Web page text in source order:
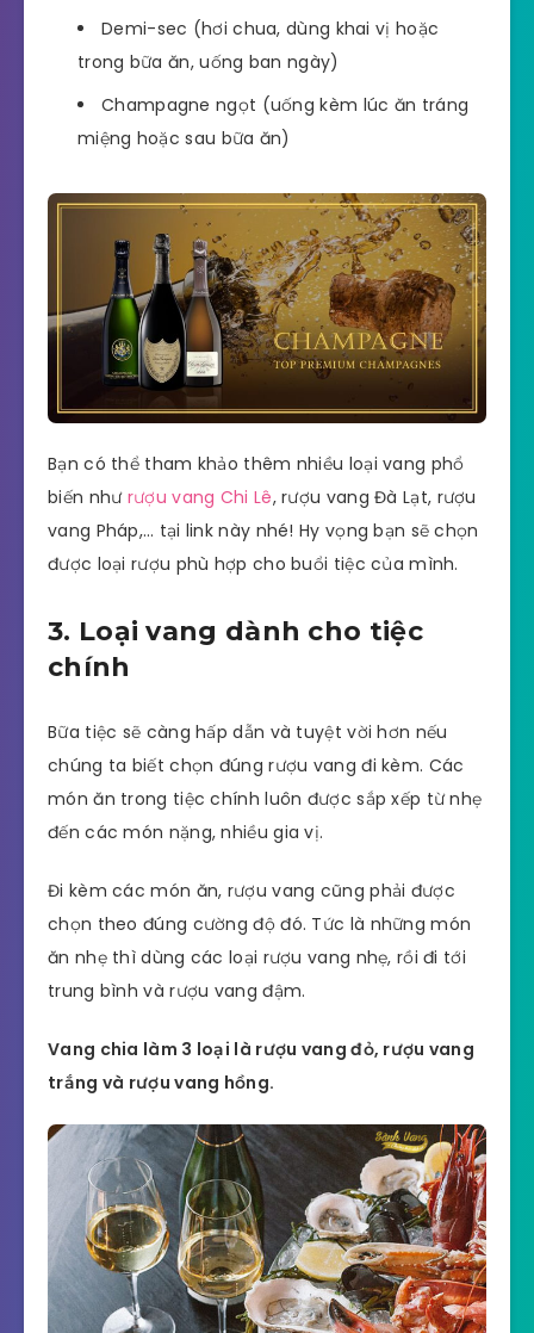
Demi-sec (hơi chua, dùng khai vị hoặc
trong bữa ăn, uống ban ngày)
Champagne ngọt (uống kèm lúc ăn tráng
miệng hoặc sau bữa ăn)
Bạn có thể tham khảo thêm nhiều loại vang phổ
biến như rượu vang Chi Lê, rượu vang Đà Lạt, rượu
vang Pháp,… tại link này nhé! Hy vọng bạn sẽ chọn
được loại rượu phù hợp cho buổi tiệc của mình.
3. Loại vang dành cho tiệc
chính
Bữa tiệc sẽ càng hấp dẫn và tuyệt vời hơn nếu
chúng ta biết chọn đúng rượu vang đi kèm. Các
món ăn trong tiệc chính luôn được sắp xếp từ nhẹ
đến các món nặng, nhiều gia vị.
Đi kèm các món ăn, rượu vang cũng phải được
chọn theo đúng cường độ đó. Tức là những món
ăn nhẹ thì dùng các loại rượu vang nhẹ, rồi đi tới
trung bình và rượu vang đậm.
Vang chia làm 3 loại là rượu vang đỏ, rượu vang
trắng và rượu vang hồng.